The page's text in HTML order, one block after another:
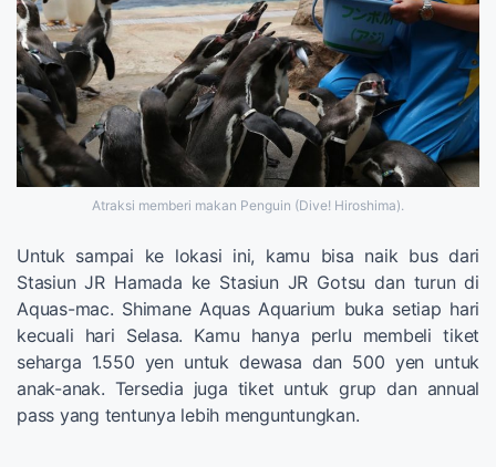
Atraksi memberi makan Penguin (Dive! Hiroshima).
Untuk sampai ke lokasi ini, kamu bisa naik bus dari
Stasiun JR Hamada ke Stasiun JR Gotsu dan turun di
Aquas-mac. Shimane Aquas Aquarium buka setiap hari
kecuali hari Selasa. Kamu hanya perlu membeli tiket
seharga 1.550 yen untuk dewasa dan 500 yen untuk
anak-anak. Tersedia juga tiket untuk grup dan annual
pass yang tentunya lebih menguntungkan.